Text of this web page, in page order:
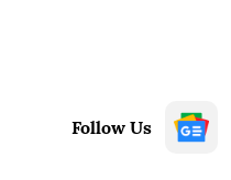
Follow Us